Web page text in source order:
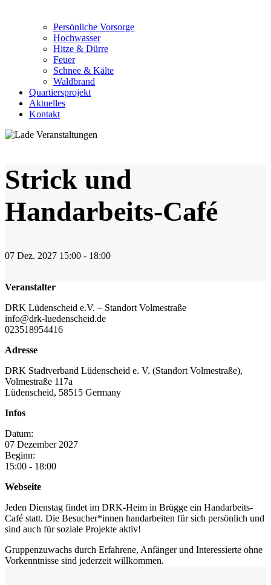
Persönliche Vorsorge
Hochwasser
Hitze & Dürre
Feuer
Schnee & Kälte
Waldbrand
Quartiersprojekt
Aktuelles
Kontakt
Strick und
Handarbeits-Café
07 Dez. 2027 15:00 - 18:00
Veranstalter
DRK Lüdenscheid e.V. – Standort Volmestraße
info@drk-luedenscheid.de
023518954416
Adresse
DRK Stadtverband Lüdenscheid e. V. (Standort Volmestraße),
Volmestraße 117a
Lüdenscheid, 58515 Germany
Infos
Datum:
07 Dezember 2027
Beginn:
15:00 - 18:00
Webseite
Jeden Dienstag findet im DRK-Heim in Brügge ein Handarbeits-
Café statt. Die Besucher*innen handarbeiten für sich persönlich und
sind auch für soziale Projekte aktiv!
Gruppenzuwachs durch Erfahrene, Anfänger und Interessierte ohne
Vorkenntnisse sind jederzeit willkommen.